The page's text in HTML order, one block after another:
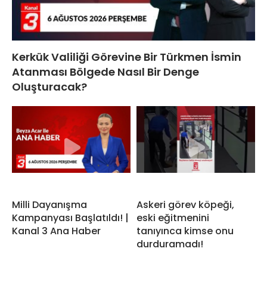
Kerkük Valiliği Görevine Bir Türkmen İsmin
Atanması Bölgede Nasıl Bir Denge
Oluşturacak?
Milli Dayanışma
Kampanyası Başlatıldı! |
Kanal 3 Ana Haber
Askeri görev köpeği,
eski eğitmenini
tanıyınca kimse onu
durduramadı!